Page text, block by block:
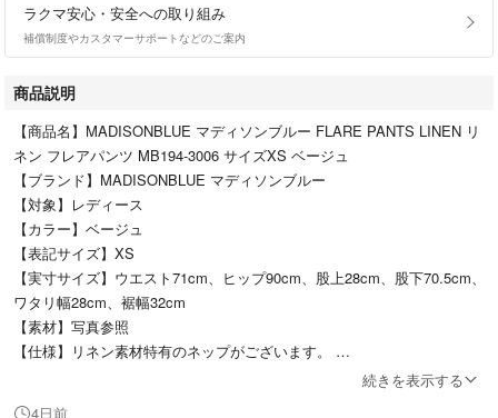
ラクマ安心・安全への取り組み
補償制度やカスタマーサポートなどのご案内
商品説明
【商品名】MADISONBLUE マディソンブルー FLARE PANTS LINEN リ
ネン フレアパンツ MB194-3006 サイズXS ベージュ
【ブランド】MADISONBLUE マディソンブルー
【対象】レディース
【カラー】ベージュ
【表記サイズ】XS
【実寸サイズ】ウエスト71cm、ヒップ90cm、股上28cm、股下70.5cm、
ワタリ幅28cm、裾幅32cm
【素材】写真参照
【仕様】リネン素材特有のネップがございます。
【状態】・右裾のまつり縫いが半分ほど解けている状態です。
続きを表示する
4日前